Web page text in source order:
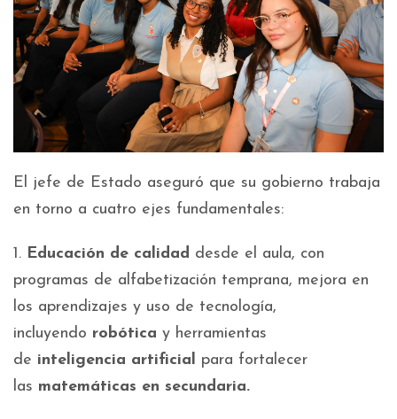
El jefe de Estado aseguró que su gobierno trabaja
en torno a cuatro ejes fundamentales:
1. Educación de calidad desde el aula, con
programas de alfabetización temprana, mejora en
los aprendizajes y uso de tecnología,
incluyendo robótica y herramientas
de inteligencia artificial
para fortalecer
las matemáticas en secundaria.